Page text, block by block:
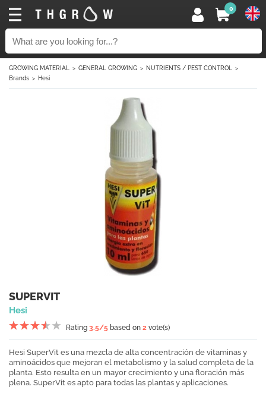
0
GROWING MATERIAL GENERAL GROWING
NUTRIENTS / PEST CONTROL
Brands
Hesi
SUPERVIT
Hesi
Rating 3.5/5 based on 2 vote(s)
Hesi SuperVit es una mezcla de alta concentración de vitaminas y
aminoácidos que mejoran el metabolismo y la salud completa de la
planta. Esto resulta en un mayor crecimiento y una floración más
plena. SuperVit es apto para todas las plantas y aplicaciones.